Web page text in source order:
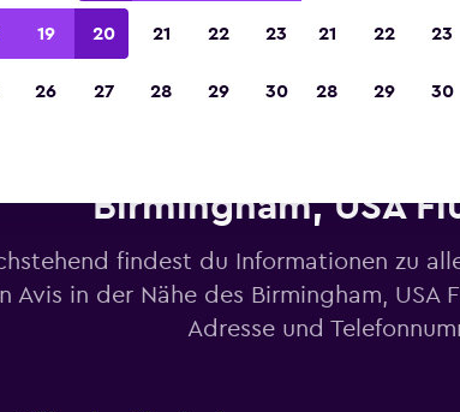
Birmingham, USA
findest du Informationen zu
Avis in der Nähe des Birmingham, USA
Adresse und
19 20 21 22 23
26 27 28 29 30
21 22 23
28 29 30